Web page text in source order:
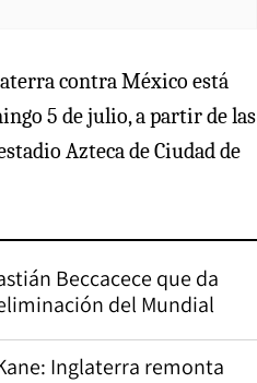
contra México está
5 de julio, a partir de las
Azteca de Ciudad de
Beccacece que da
del Mundial
Inglaterra remonta